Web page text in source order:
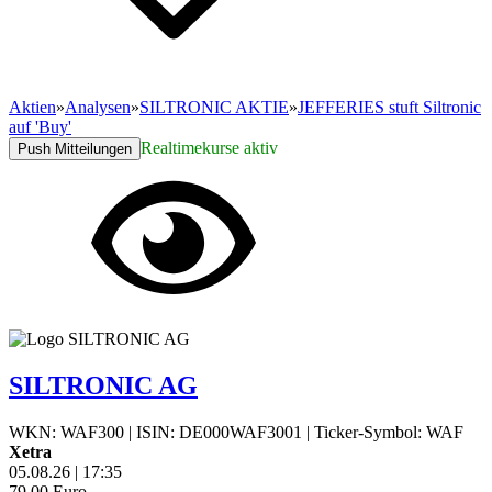
Aktien»Analysen»SILTRONIC AKTIE»JEFFERIES stuft Siltronic
auf 'Buy'
Push Mitteilungen Realtimekurse aktiv
SILTRONIC AG
WKN: WAF300 | ISIN: DE000WAF3001 | Ticker-Symbol: WAF
Xetra
05.08.26 | 17:35